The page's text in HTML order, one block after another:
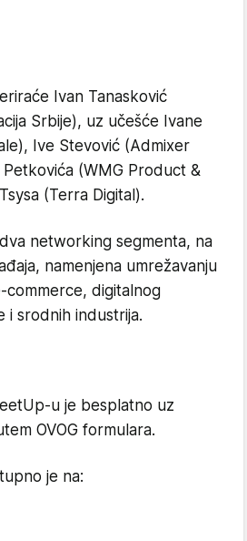
Ivan Tanasković
Srbije), uz učešće Ivane
Ive Stevović (Admixer
(WMG Product &
(Terra Digital).
networking segmenta, na
namenjena umrežavanju
commerce, digitalnog
i srodnih industrija.
u je besplatno uz
OVOG formulara.
je na: